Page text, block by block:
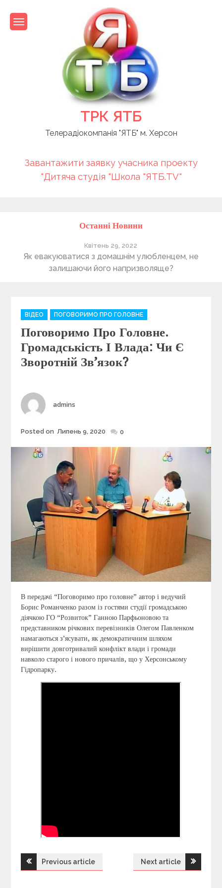
content
ТРК ЯТБ
Телерадіокомпанія "ЯТБ" м. Херсон
Завантажити заявку учасника проекту
"Дитяча студія "Школа "ЯТБ.TV"
Останні Новини
Квітень 29, 2022
Як евакуюватися з домашнім улюбленцем, не
залишаючи його напризволяще?
C
a
e
g
o
e
s
ВІДЕО ПОГОВОРИМО ПРО ГОЛОВНЕ
Поговоримо Про Головне.
Громадськість І Влада: Чи Є
Зворотній Зв’язок?
Author
admins
Posted
Posted on Липень 9, 2020 0
В передачі “Поговоримо про головне” автор і ведучий
Борис Романченко разом із гостями студії громадською
діячкою ГО “Розвиток” Ганною Парфьоновою та
представником річкових перевізників Олегом Павленком
намагаються з’ясувати, як демократичним шляхом
вирішити довготривалий конфлікт влади і громади
навколо старого і нового причалів, що у Херсонському
Гідропарку.
Н
Previous article Next article